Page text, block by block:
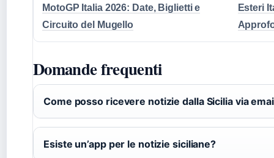
MotoGP Italia 2026: Date, Biglietti e
Circuito del Mugello
Esteri
Domande frequenti
Come posso ricevere notizie dalla Sicilia via
Esiste un’app per le notizie siciliane?